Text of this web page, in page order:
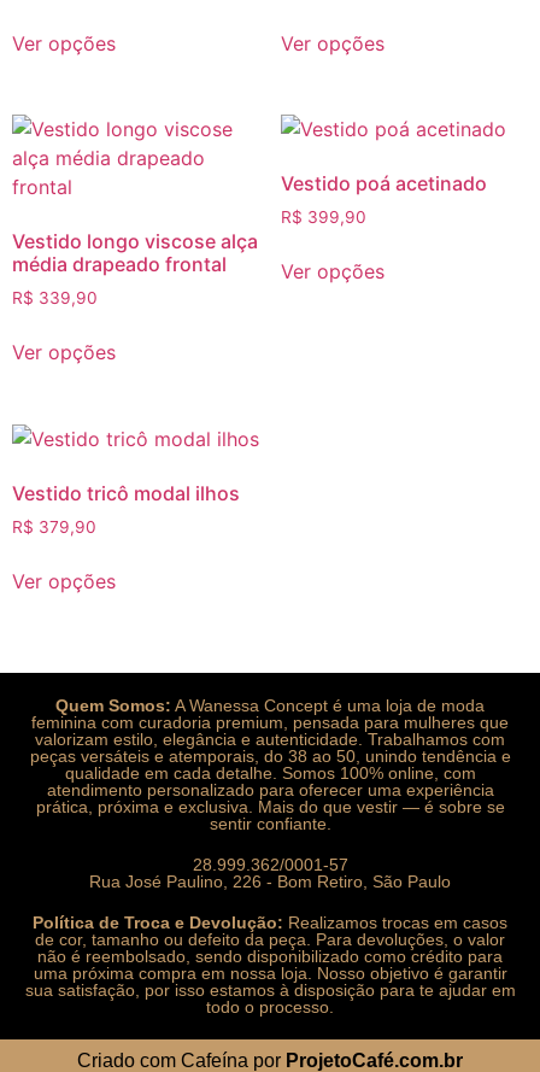
Ver opções Ver opções
Vestido longo viscose alça
média drapeado frontal
R$ 339,90
Ver opções
Vestido poá acetinado
R$ 399,90
Ver opções
Vestido tricô modal ilhos
R$ 379,90
Ver opções
Quem Somos: A Wanessa Concept é uma loja de moda
feminina com curadoria premium, pensada para mulheres que
valorizam estilo, elegância e autenticidade. Trabalhamos com
peças versáteis e atemporais, do 38 ao 50, unindo tendência e
qualidade em cada detalhe. Somos 100% online, com
atendimento personalizado para oferecer uma experiência
prática, próxima e exclusiva. Mais do que vestir — é sobre se
sentir confiante.
28.999.362/0001-57
Rua José Paulino, 226 - Bom Retiro, São Paulo
Política de Troca e Devolução: Realizamos trocas em casos
de cor, tamanho ou defeito da peça. Para devoluções, o valor
não é reembolsado, sendo disponibilizado como crédito para
uma próxima compra em nossa loja. Nosso objetivo é garantir
sua satisfação, por isso estamos à disposição para te ajudar em
todo o processo.
Criado com Cafeína por ProjetoCafé.com.br